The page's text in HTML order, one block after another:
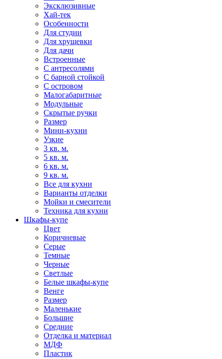
Эксклюзивные
Хай-тек
Особенности
Для студии
Для хрущевки
Для дачи
Встроенные
С антресолями
С барной стойкой
С островом
Малогабаритные
Модульные
Скрытые ручки
Размер
Мини-кухни
Узкие
3 кв. м.
5 кв. м.
6 кв. м.
9 кв. м.
Все для кухни
Варианты отделки
Мойки и смесители
Техника для кухни
Шкафы-купе
Цвет
Коричневые
Серые
Темные
Черные
Светлые
Белые шкафы-купе
Венге
Размер
Маленькие
Большие
Средние
Отделка и материал
МДФ
Пластик